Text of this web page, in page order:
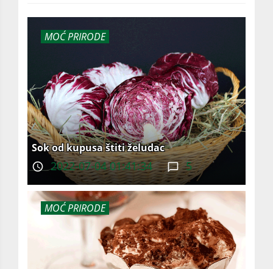
MOĆ PRIRODE
Sok od kupusa štiti želudac
2022-07-04 01:41:34 5
MOĆ PRIRODE